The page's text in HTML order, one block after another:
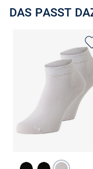
DAS PASST